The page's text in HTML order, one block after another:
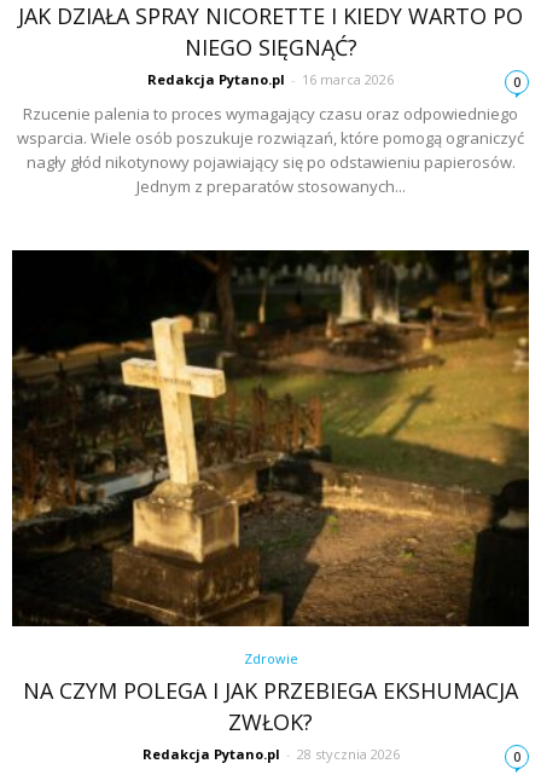
JAK DZIAŁA SPRAY NICORETTE I KIEDY WARTO PO
NIEGO SIĘGNĄĆ?
Redakcja Pytano.pl - 16 marca 2026 0
Rzucenie palenia to proces wymagający czasu oraz odpowiedniego
wsparcia. Wiele osób poszukuje rozwiązań, które pomogą ograniczyć
nagły głód nikotynowy pojawiający się po odstawieniu papierosów.
Jednym z preparatów stosowanych...
Zdrowie
NA CZYM POLEGA I JAK PRZEBIEGA EKSHUMACJA
ZWŁOK?
Redakcja Pytano.pl - 28 stycznia 2026 0